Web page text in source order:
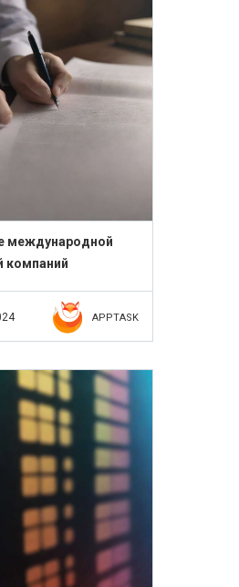
международной
компаний
APPTASK